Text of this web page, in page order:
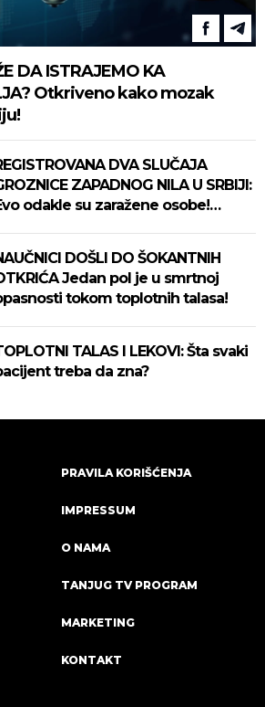
DA ISTRAJEMO KA
Otkriveno kako mozak
DVA SLUČAJA
ZAPADNOG NILA U SRBIJI:
odakle su zaražene osobe!
DOŠLI DO ŠOKANTNIH
Jedan pol je u smrtnoj
tokom toplotnih talasa!
TALAS I LEKOVI: Šta svaki
treba da zna?
PRAVILA KORIŠĆENJA
IMPRESSUM
O NAMA
TANJUG TV PROGRAM
MARKETING
KONTAKT